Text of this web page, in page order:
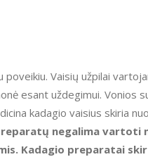
poveikiu. Vaisių užpilai
esant uždegimui. Vonios
kadagio vaisius skiria
negalima vartoti
Kadagio preparatai